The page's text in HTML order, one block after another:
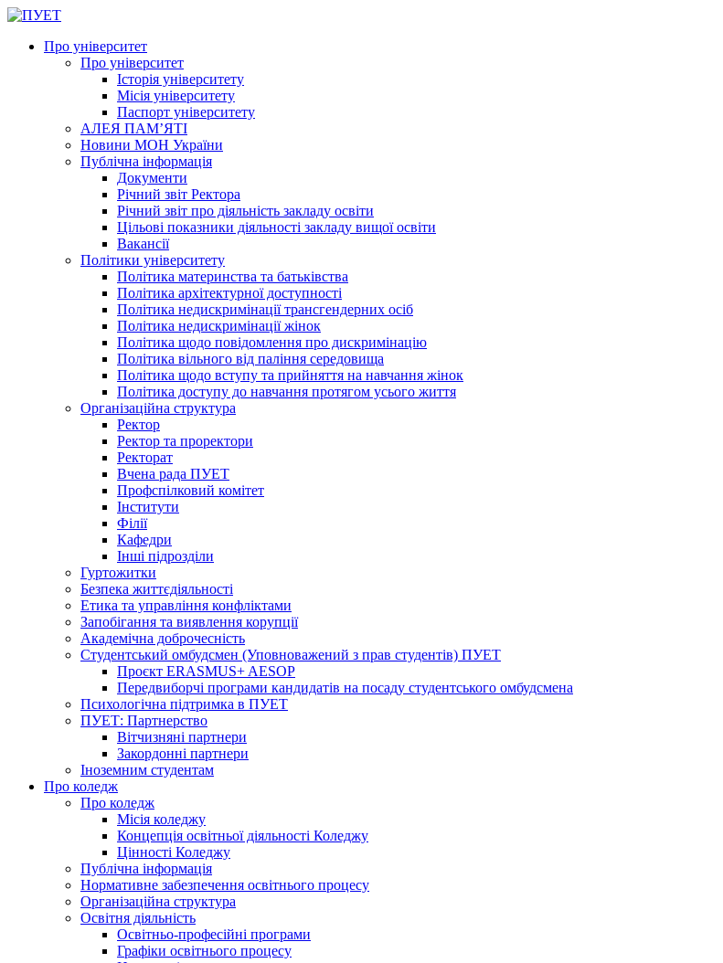
Про університет
Про університет
Історія університету
Місія університету
Паспорт університету
АЛЕЯ ПАМ’ЯТІ
Новини МОН України
Публічна інформація
Документи
Річний звіт Ректора
Річний звіт про діяльність закладу освіти
Цільові показники діяльності закладу вищої освіти
Вакансії
Політики університету
Політика материнства та батьківства
Політика архітектурної доступності
Політика недискримінації трансгендерних осіб
Політика недискримінації жінок
Політика щодо повідомлення про дискримінацію
Політика вільного від паління середовища
Політика щодо вступу та прийняття на навчання жінок
Політика доступу до навчання протягом усього життя
Організаційна структура
Ректор
Ректор та проректори
Ректорат
Вчена рада ПУЕТ
Профспілковий комітет
Інститути
Філії
Кафедри
Інші підрозділи
Гуртожитки
Безпека життєдіяльності
Етика та управління конфліктами
Запобігання та виявлення корупції
Академічна доброчесність
Студентський омбудсмен (Уповноважений з прав студентів) ПУЕТ
Проєкт ERASMUS+ AESOP
Передвиборчі програми кандидатів на посаду студентського омбудсмена
Психологічна підтримка в ПУЕТ
ПУЕТ: Партнерство
Вітчизняні партнери
Закордонні партнери
Іноземним студентам
Про коледж
Про коледж
Місія коледжу
Концепція освітньої діяльності Коледжу
Цінності Коледжу
Публічна інформація
Нормативне забезпечення освітнього процесу
Організаційна структура
Освітня діяльність
Освітньо-професійні програми
Графіки освітнього процесу